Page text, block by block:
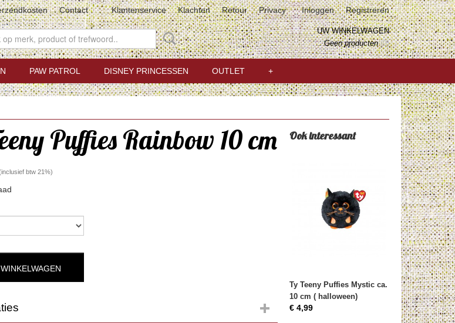
Contact Klantenservice Klachten Retour Privacy Inloggen Registreren
UW WINKELWAGEN
Geen producten(0)
PAW PATROL DISNEY PRINCESSEN OUTLET +
Puffies Rainbow 10 cm
btw 21%)
Ook interessant
Ty Teeny Puffies Mystic ca.
10 cm ( halloween)
€ 4,99